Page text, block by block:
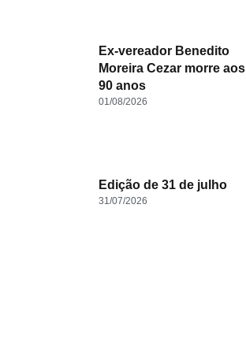
Ex-vereador Benedito
Moreira Cezar morre aos
90 anos
01/08/2026
Edição de 31 de julho
31/07/2026